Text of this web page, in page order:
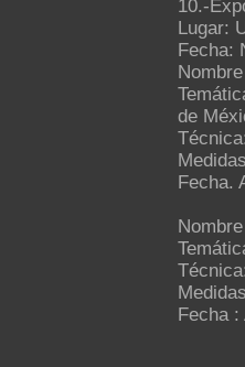
10.-
Lugar:
Fecha:
de
Fecha.
Fecha :